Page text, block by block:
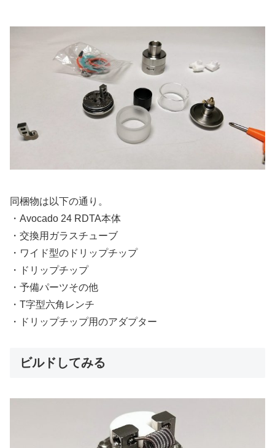
同梱物は以下の通り。
・Avocado 24 RDTA本体
・交換用ガラスチューブ
・ワイド型のドリップチップ
・ドリップチップ
・予備パーツその他
・T字型六角レンチ
・ドリップチップ用のアダプター
ビルドしてみる